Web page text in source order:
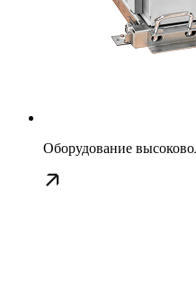
Оборудование